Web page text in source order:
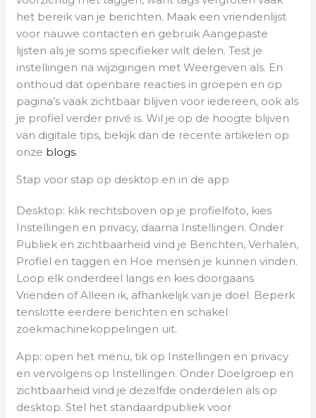
het bereik van je berichten. Maak een vriendenlijst
voor nauwe contacten en gebruik Aangepaste
lijsten als je soms specifieker wilt delen. Test je
instellingen na wijzigingen met Weergeven als. En
onthoud dat openbare reacties in groepen en op
pagina’s vaak zichtbaar blijven voor iedereen, ook als
je profiel verder privé is. Wil je op de hoogte blijven
van digitale tips, bekijk dan de recente artikelen op
onze blogs.
Stap voor stap op desktop en in de app
Desktop: klik rechtsboven op je profielfoto, kies
Instellingen en privacy, daarna Instellingen. Onder
Publiek en zichtbaarheid vind je Berichten, Verhalen,
Profiel en taggen en Hoe mensen je kunnen vinden.
Loop elk onderdeel langs en kies doorgaans
Vrienden of Alleen ik, afhankelijk van je doel. Beperk
tenslotte eerdere berichten en schakel
zoekmachinekoppelingen uit.
App: open het menu, tik op Instellingen en privacy
en vervolgens op Instellingen. Onder Doelgroep en
zichtbaarheid vind je dezelfde onderdelen als op
desktop. Stel het standaardpubliek voor